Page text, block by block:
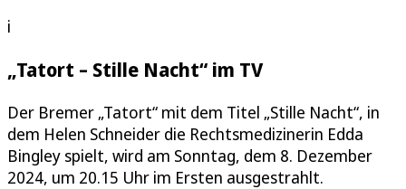
i
„Tatort – Stille Nacht“ im TV
Der Bremer „Tatort“ mit dem Titel „Stille Nacht“, in
dem Helen Schneider die Rechtsmedizinerin Edda
Bingley spielt, wird am Sonntag, dem 8. Dezember
2024, um 20.15 Uhr im Ersten ausgestrahlt.